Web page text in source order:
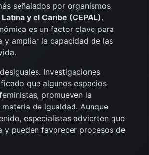
señalados por organismos
y el Caribe (CEPAL).
es un factor clave para
y ampliar la capacidad de las
Investigaciones
que algunos espacios
promueven la
de igualdad. Aunque
especialistas advierten que
y pueden favorecer procesos de